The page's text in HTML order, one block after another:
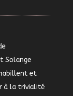
Solange
et
à la trivialité